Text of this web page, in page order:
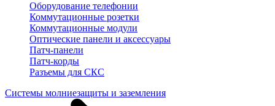
Оборудование телефонии
Коммутационные розетки
Коммутационные модули
Оптические панели и аксессуары
Патч-панели
Патч-корды
Разъемы для СКС
Системы молниезащиты и заземления